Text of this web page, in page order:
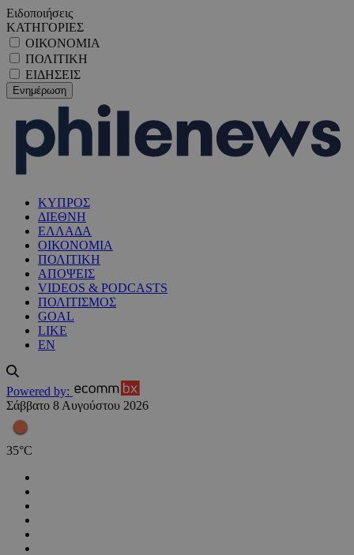
Ειδοποιήσεις
ΚΑΤΗΓΟΡΙΕΣ
ΟΙΚΟΝΟΜΙΑ
ΠΟΛΙΤΙΚΗ
ΕΙΔΗΣΕΙΣ
ΚΥΠΡΟΣ
ΔΙΕΘΝΗ
ΕΛΛΑΔΑ
ΟΙΚΟΝΟΜΙΑ
ΠΟΛΙΤΙΚΗ
ΑΠΟΨΕΙΣ
VIDEOS & PODCASTS
ΠΟΛΙΤΙΣΜΟΣ
GOAL
LIKE
EN
Powered by:
Σάββατο 8 Αυγούστου 2026
35°C